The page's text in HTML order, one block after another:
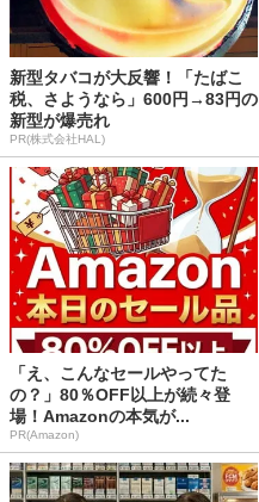
新型タバコが大反響！「たばこ
税、さようなら」600円→83円の
新型が爆売れ
PR(株式会社HAL)
「え、こんなセールやってた
の？」80％OFF以上が続々登
場！Amazonの本気が...
PR(Amazon)